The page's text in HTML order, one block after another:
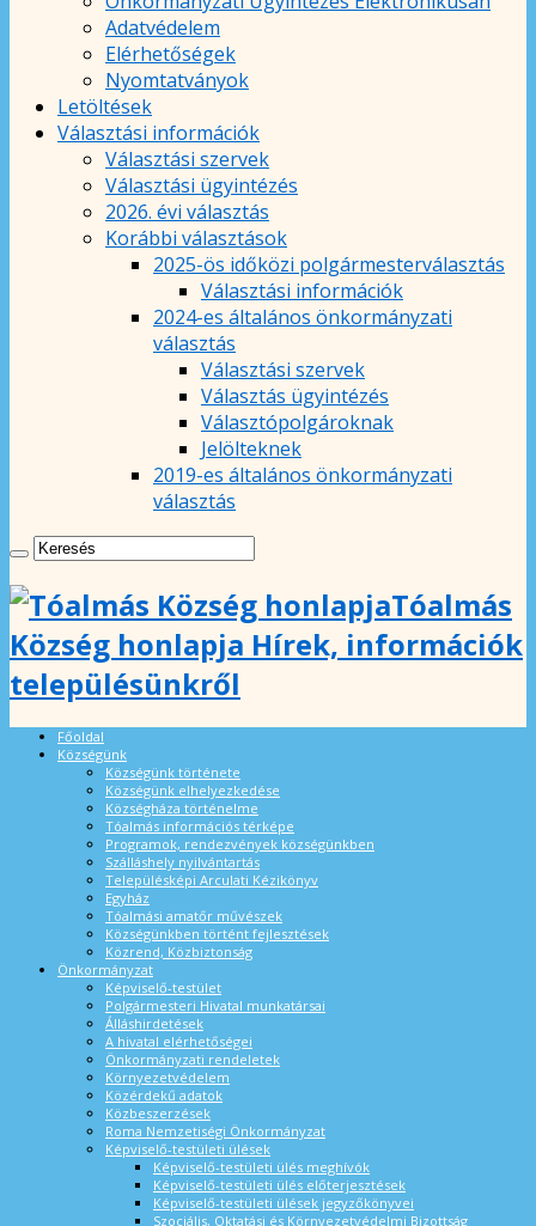
Adatvédelem
Elérhetőségek
Nyomtatványok
Letöltések
Választási információk
Választási szervek
Választási ügyintézés
2026. évi választás
Korábbi választások
2025-ös időközi polgármesterválasztás
Választási információk
2024-es általános önkormányzati
választás
Választási szervek
Választás ügyintézés
Választópolgároknak
Jelölteknek
2019-es általános önkormányzati
választás
Tóalmás
Község honlapja Hírek, információk
településünkről
Főoldal
Községünk
Községünk története
Községünk elhelyezkedése
Községháza történelme
Tóalmás információs térképe
Programok, rendezvények községünkben
Szálláshely nyilvántartás
Településképi Arculati Kézikönyv
Egyház
Tóalmási amatőr művészek
Községünkben történt fejlesztések
Közrend, Közbiztonság
Önkormányzat
Képviselő-testület
Polgármesteri Hivatal munkatársai
Álláshirdetések
A hivatal elérhetőségei
Önkormányzati rendeletek
Környezetvédelem
Közérdekű adatok
Közbeszerzések
Roma Nemzetiségi Önkormányzat
Képviselő-testületi ülések
Képviselő-testületi ülés meghívók
Képviselő-testületi ülés előterjesztések
Képviselő-testületi ülések jegyzőkönyvei
Szociális, Oktatási és Környezetvédelmi Bizottság